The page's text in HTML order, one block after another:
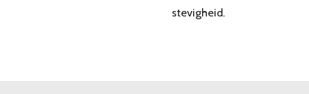
stevigheid.